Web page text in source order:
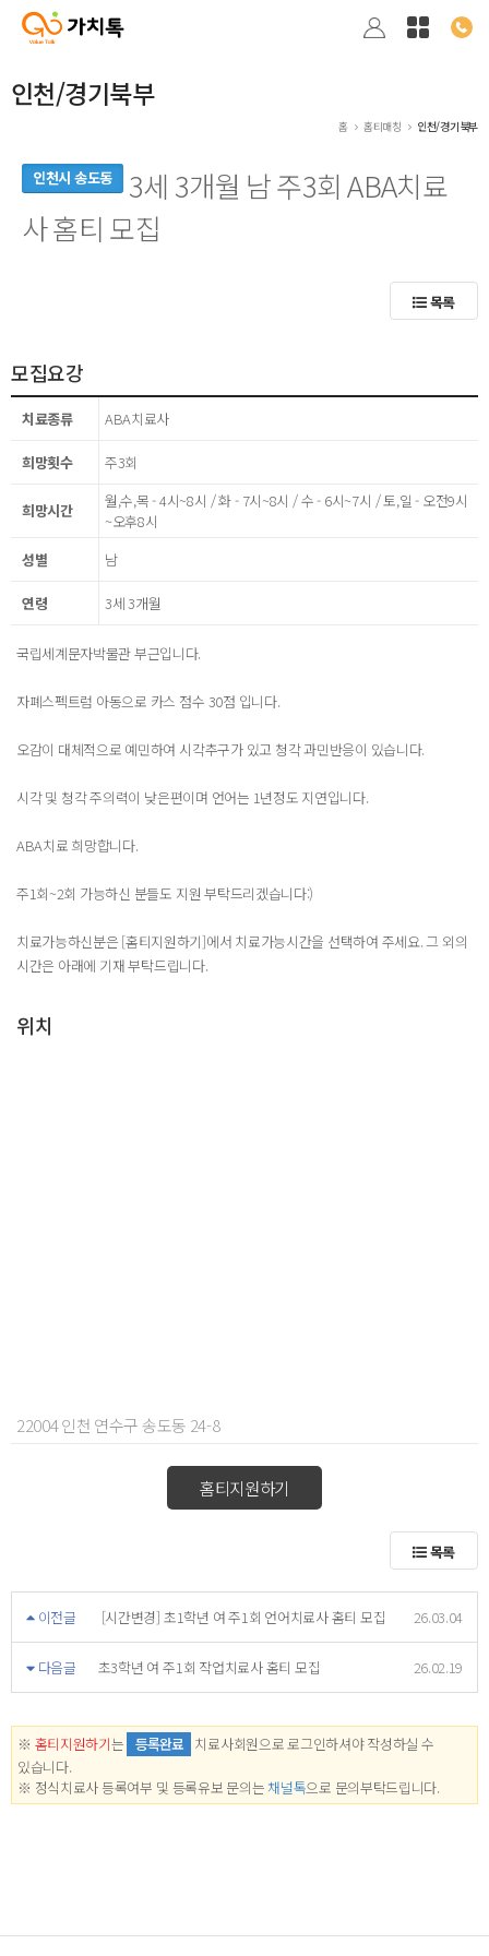
인천/경기북부
홈 홈티매칭 인천/경기북부
인천시 송도동
3세 3개월 남 주3회 ABA치료
사 홈티 모집
목록
모집요강
치료종류 ABA치료사
희망횟수 주3회
희망시간
월,수,목 - 4시~8시 / 화 - 7시~8시 / 수 - 6시~7시 / 토,일 - 오전9시
~오후8시
성별
남
연령 3세 3개월
국립세계문자박물관 부근입니다.
자폐스펙트럼 아동으로 카스 점수 30점 입니다.
오감이 대체적으로 예민하여 시각추구가 있고 청각 과민반응이 있습니다.
시각 및 청각 주의력이 낮은편이며 언어는 1년정도 지연입니다.
ABA치료 희망합니다.
주1회~2회 가능하신 분들도 지원 부탁드리겠습니다:)
치료가능하신분은 [홈티지원하기]에서 치료가능시간을 선택하여 주세요. 그 외의
시간은 아래에 기재 부탁드립니다.
위치
22004 인천 연수구 송도동 24-8
홈티지원하기
목록
이전글 [시간변경] 초1학년 여 주1회 언어치료사 홈티 모집 26.03.04
다음글 초3학년 여 주1회 작업치료사 홈티 모집 26.02.19
※ 홈티지원하기는 등록완료 치료사회원으로 로그인하셔야 작성하실 수
있습니다.
※ 정식치료사 등록여부 및 등록유보 문의는 채널톡으로 문의부탁드립니다.